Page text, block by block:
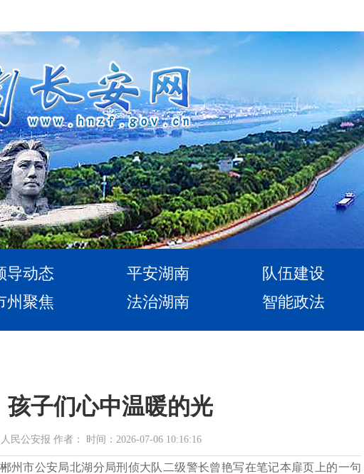
导动态 平安湖南
队伍建设
州聚焦 法治湖南 智能政法
孩子们心中温暖的光
民公安报 作者： 时间：2026-07-06 10:16:16
州市公安局北湖分局刑侦大队二级警长曾艳写在笔记本扉页上的一句